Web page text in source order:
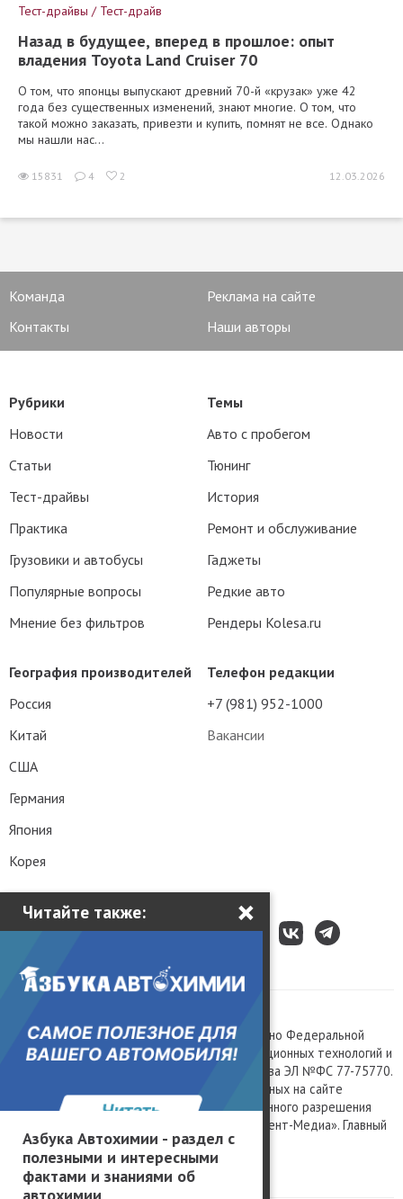
Читайте также: ×
Азбука Автохимии - раздел с
полезными и интересными
фактами и знаниями об
Тест-драйвы / Тест-драйв
Назад в будущее, вперед в прошлое: опыт
владения Toyota Land Cruiser 70
О том, что японцы выпускают древний 70-й «крузак» уже 42
года без существенных изменений, знают многие. О том, что
такой можно заказать, привезти и купить, помнят не все. Однако
мы нашли нас...
15831 4 2 12.03.2026
Команда
Реклама на сайте
Контакты
Наши авторы
Телефон редакции
+7 (981) 952-1000
Вакансии
Рубрики
Новости
Статьи
Тест-драйвы
Практика
Грузовики и автобусы
Популярные вопросы
Мнение без фильтров
Темы
Авто с пробегом
Тюнинг
История
Ремонт и обслуживание
Гаджеты
Редкие авто
Рендеры Kolesa.ru
География производителей
Россия
Китай
США
Германия
Япония
Корея
Сетевое издание «Kolesa.ru», зарегистрировано Федеральной
службой по надзору в сфере связи, информационных технологий и
массовых коммуникаций, номер свидетельства ЭЛ №ФС 77-75770.
Любое использование материалов, размещенных на сайте
www.kolesa.ru, допускается только с письменного разрешения
правообладателя. Учредитель ООО «Президент-Медиа». Главный
редактор Баландин М.А. 0+
Политика конфиденциальности